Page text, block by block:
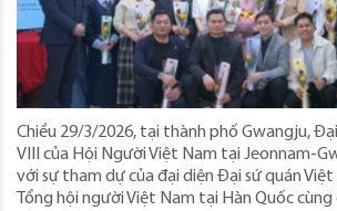
Chiều 29/3/2026, tại thành phố Gwangju,
VIII của Hội Người Việt Nam tại Jeonnam-
với sự tham dự của đại diện Đại sứ quán
Tổng hội người Việt Nam tại Hàn Quốc